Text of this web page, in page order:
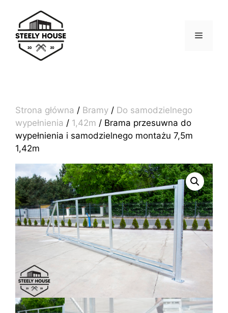
treści
MENU
Strona główna / Bramy / Do samodzielnego
wypełnienia / 1,42m / Brama przesuwna do
wypełnienia i samodzielnego montażu 7,5m
1,42m